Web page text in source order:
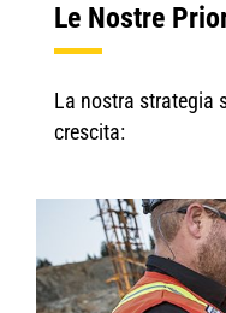
Le Nostre
La nostra strategia
crescita: